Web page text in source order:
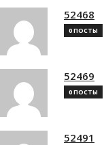
52468
0 ПОСТЫ
52469
0 ПОСТЫ
52491